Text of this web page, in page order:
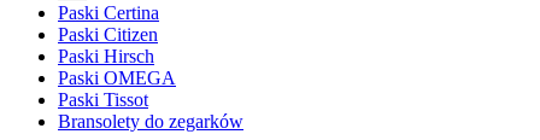
Paski Certina
Paski Citizen
Paski Hirsch
Paski OMEGA
Paski Tissot
Bransolety do zegarków